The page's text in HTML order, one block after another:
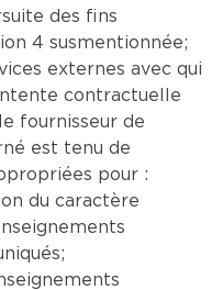
des fins
4 susmentionnée;
externes avec qui
contractuelle
fournisseur de
est tenu de
pour :
du caractère